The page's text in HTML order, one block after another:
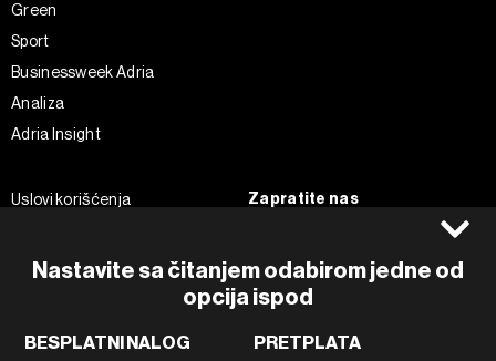
Nastavite sa čitanjem odabirom jedne od
opcija ispod
BESPLATNI NALOG PRETPLATA
Green
Sport
Businessweek Adria
Analiza
Adria Insight
Uslovi korišćenja
Impressum
Korišćenje veštačke inteligencije
Zapratite nas
Instagram
Twitter
Tiktok